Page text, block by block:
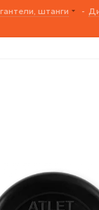
штанги -